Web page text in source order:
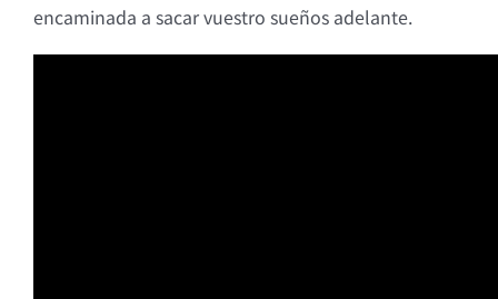
encaminada a sacar vuestro sueños adelante.